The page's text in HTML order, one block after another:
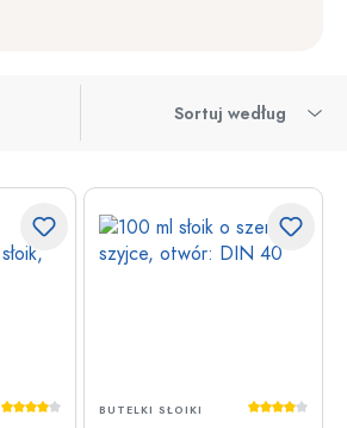
Sortuj według
Średnia ocena 4 z 5 gwiazdek Średnia
BUTELKI SŁOIKI